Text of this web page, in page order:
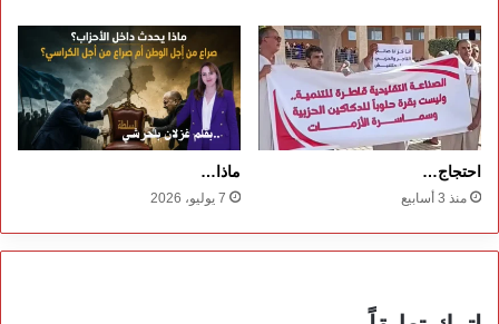
احتجاج…
منذ 3 أسابيع
ماذا…
7 يوليو، 2026